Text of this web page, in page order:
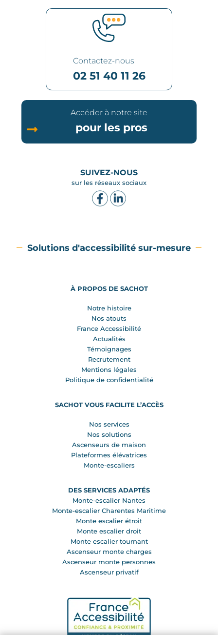
Contactez-nous
02 51 40 11 26
Accéder à notre site
pour les pros
SUIVEZ-NOUS
sur les réseaux sociaux
Solutions d'accessibilité sur-mesure
À PROPOS DE SACHOT
Notre histoire
Nos atouts
France Accessibilité
Actualités
Témoignages
Recrutement
Mentions légales
Politique de confidentialité
SACHOT VOUS FACILITE L’ACCÈS
Nos services
Nos solutions
Ascenseurs de maison
Plateformes élévatrices
Monte-escaliers
DES SERVICES ADAPTÉS
Monte-escalier Nantes
Monte-escalier Charentes Maritime
Monte escalier étroit
Monte escalier droit
Monte escalier tournant
Ascenseur monte charges
Ascenseur monte personnes
Ascenseur privatif